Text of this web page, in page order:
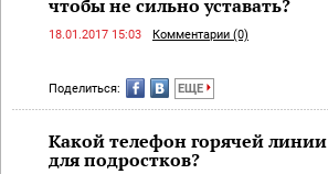
чтобы не сильно уставать?
18.01.2017 15:03 Комментарии (0)
Поделиться: ЕЩЕ
Какой телефон горячей линии
для подростков?